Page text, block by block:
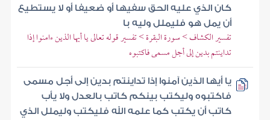
كان الذي عليه الحق سفيها أو ضعيفا أو لا يستطيع
أن يمل هو فليملل وليه با
تفسير الكشاف > سورة البقرة > تفسير قوله تعالى يا أيها الذين ءامنوا إذا
تداينتم بدين إلى أجل مسمى فاكتبوه
يا أيها الذين آمنوا إذا تداينتم بدين إلى أجل مسمى
فاكتبوه وليكتب بينكم كاتب بالعدل ولا يأب
كاتب أن يكتب كما علمه الله فليكتب وليملل الذي